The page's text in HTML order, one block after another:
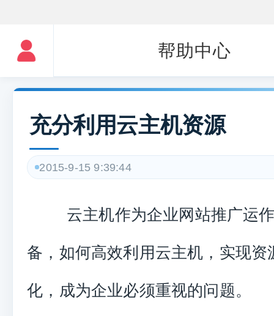
帮助中心
充分利用云主机资源
2015-9-15 9:39:44
云主机作为企业网站推广运作
备，如何高效利用云主机，实现资
化，成为企业必须重视的问题。